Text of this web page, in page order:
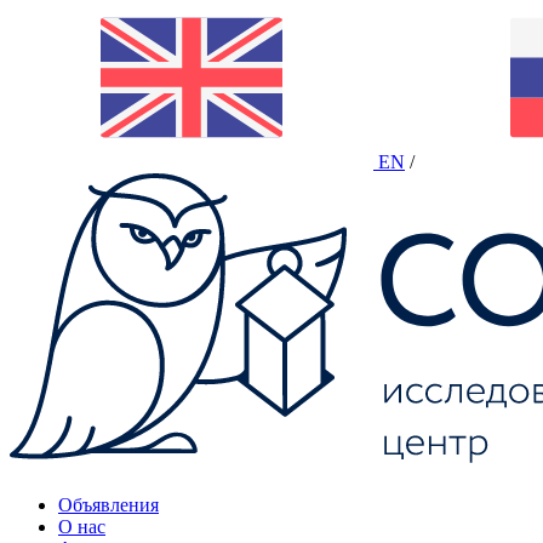
EN /
Объявления
О нас